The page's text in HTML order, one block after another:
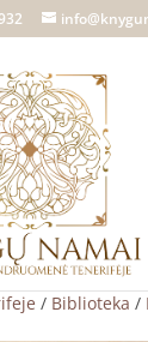
/ Biblioteka /